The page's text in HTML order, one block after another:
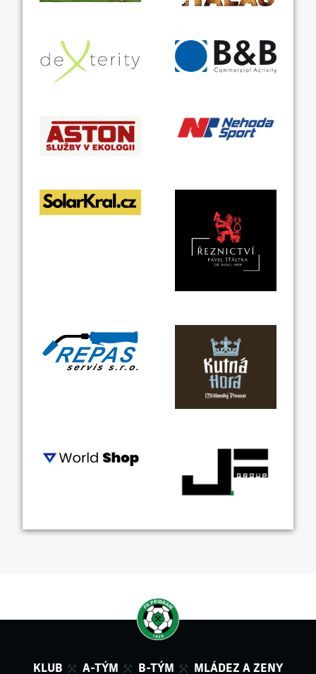
KLUB A-TÝM B-TÝM MLÁDEZ A ZENY